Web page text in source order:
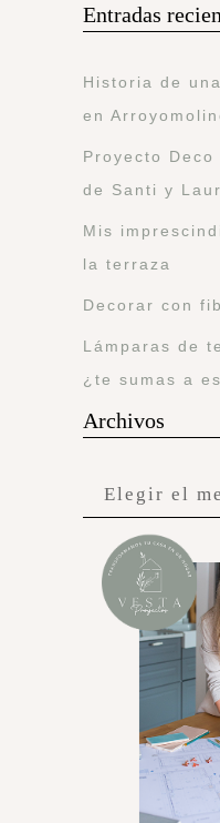
Entradas
Historia de
en
Proyecto
de Santi y
Mis
la terraza
Decorar con
Lámparas de
¿te sumas a
Archivos